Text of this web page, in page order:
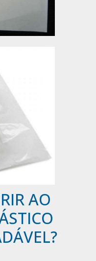
AO